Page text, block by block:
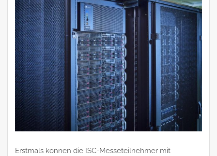
Erstmals können die ISC-Messeteilnehmer mit